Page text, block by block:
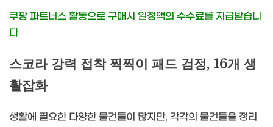
쿠팡 파트너스 활동으로 구매시 일정액의 수수료를 지급받습니
다
스코라 강력 접착 찍찍이 패드 검정, 16개 생
활잡화
생활에 필요한 다양한 물건들이 많지만, 각각의 물건들을 정리